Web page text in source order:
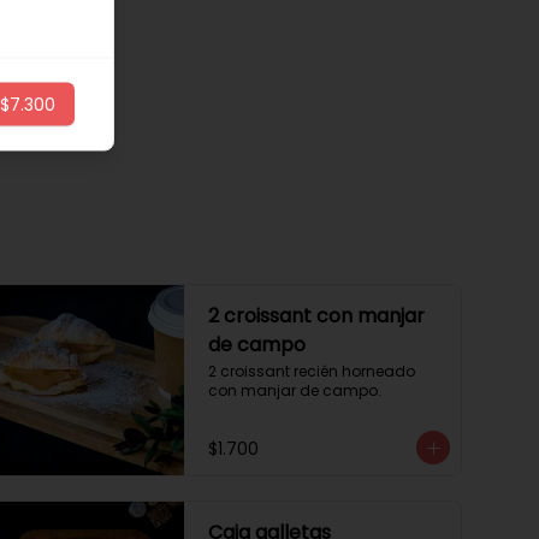
2 croissant con manjar
de campo
2 croissant recién horneado
con manjar de campo.
$1.700
Caja galletas
$7.300